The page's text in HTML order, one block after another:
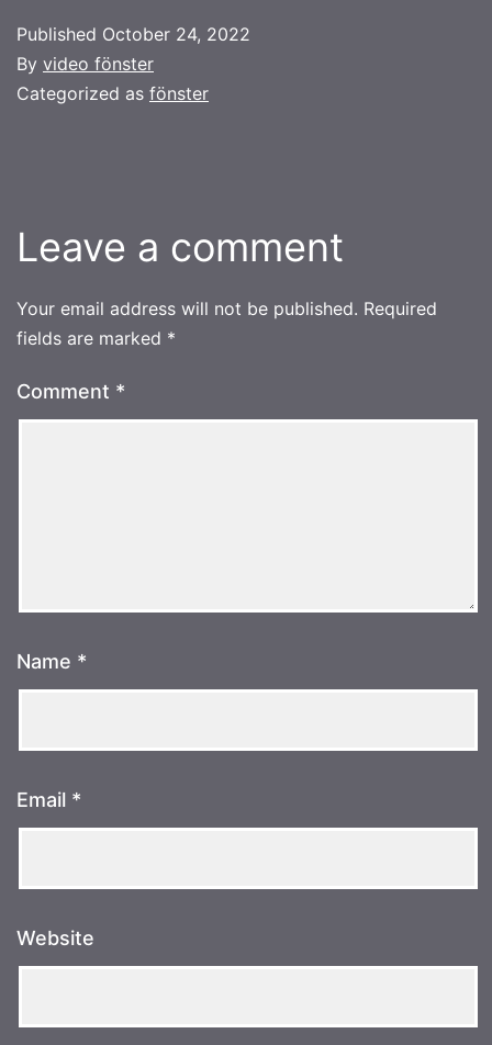
Published October 24, 2022
By video fönster
Categorized as fönster
Leave a comment
Your email address will not be published. Required
fields are marked *
Comment *
Name *
Email *
Website